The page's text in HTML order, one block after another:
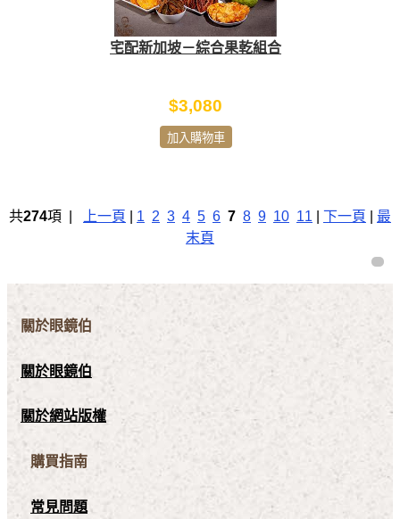
宅配新加坡－綜合果乾組合
$3,080
加入購物車
共274項 | 上一頁 1 2 3 4 5 6 7 8 9 10 11 下一頁
最
末頁
關於眼鏡伯
關於眼鏡伯
關於網站版權
購買指南
常見問題